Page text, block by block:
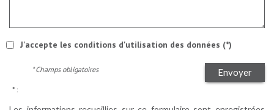
J'accepte les conditions d'utilisation des données (*)
Envoyer
* Champs obligatoires
* :